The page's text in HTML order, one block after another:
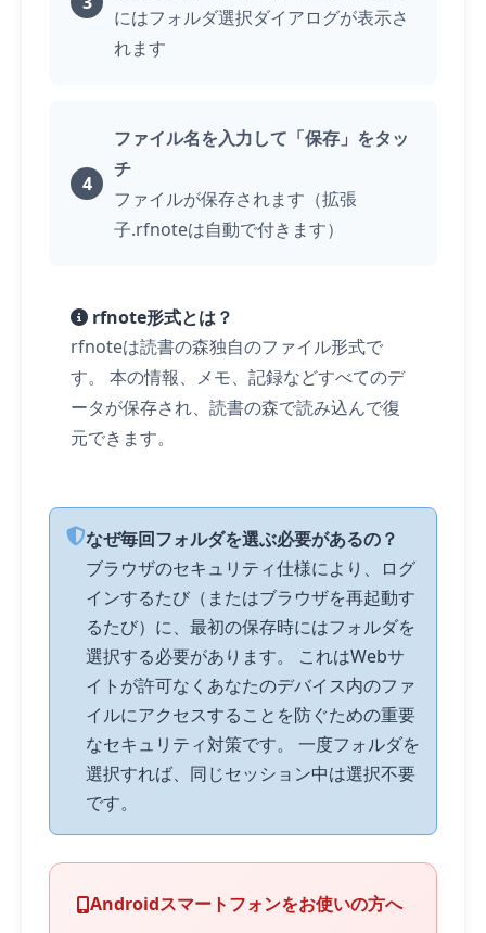
にはフォルダ選択ダイアログが表示さ
れます
ファイル名を入力して「保存」をタッ
チ
ファイルが保存されます（拡張
子.rfnoteは自動で付きます）
rfnote形式とは？
rfnoteは読書の森独自のファイル形式で
す。 本の情報、メモ、記録などすべてのデ
ータが保存され、読書の森で読み込んで復
元できます。
なぜ毎回フォルダを選ぶ必要があるの？
ブラウザのセキュリティ仕様により、ログ
インするたび（またはブラウザを再起動す
るたび）に、最初の保存時にはフォルダを
選択する必要があります。 これはWebサ
イトが許可なくあなたのデバイス内のファ
イルにアクセスすることを防ぐための重要
なセキュリティ対策です。 一度フォルダを
選択すれば、同じセッション中は選択不要
です。
Androidスマートフォンをお使いの方へ